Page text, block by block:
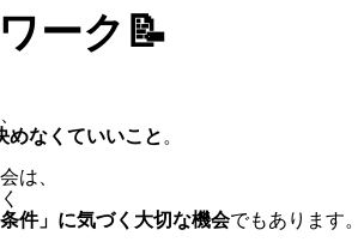
ーク📝
めなくていいこと 。
は、
件」に気づく大切な機会でもあります。